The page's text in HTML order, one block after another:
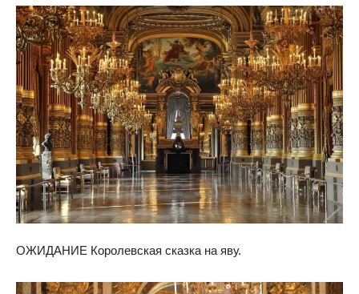
ОЖИДАНИЕ Королевская сказка на яву.